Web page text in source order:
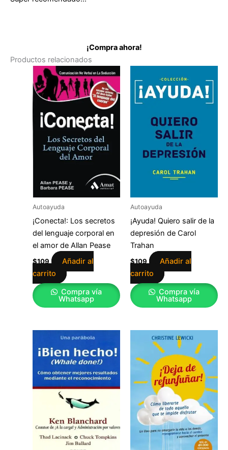
¡Compra ahora!
Productos relacionados
Autoayuda
¡Conecta!: Los secretos
del lenguaje corporal en
el amor de Allan Pease
$109
Añadir al
carrito
Compra vía
Whatsapp
Autoayuda
¡Ayuda! Quiero salir de la
depresión de Carol
Trahan
$109
Añadir al
carrito
Compra vía
Whatsapp